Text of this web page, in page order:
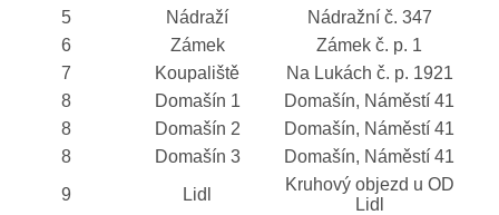
5
Nádraží
Nádražní č. 347
6
Zámek
Zámek č. p. 1
7
Koupaliště
Na Lukách č. p. 1921
8
Domašín 1
Domašín, Náměstí 41
8
Domašín 2
Domašín, Náměstí 41
8
Domašín 3
Domašín, Náměstí 41
9
Lidl
Kruhový objezd u OD
Lidl